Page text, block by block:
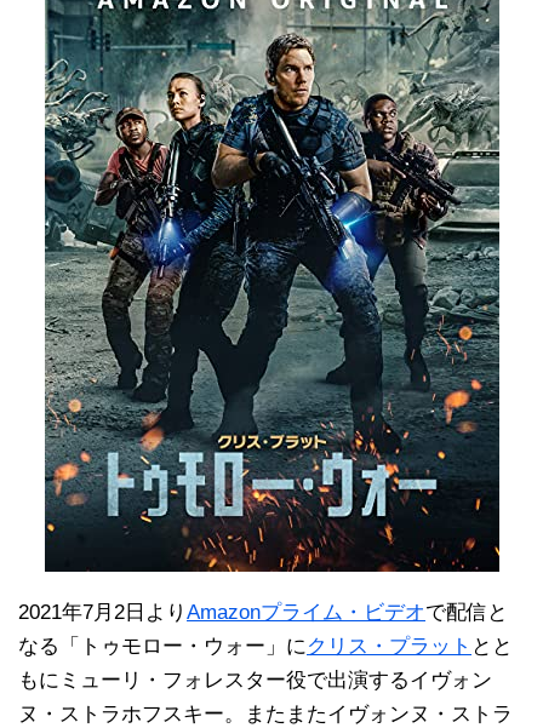
2021年7月2日より Amazonプライム・ビデオで配信と
なる「トゥモロー・ウォー」にクリス・プラット とと
もにミューリ・フォレスター役で出演するイヴォン
ヌ・ストラホフスキー。またまたイヴォンヌ・ストラ